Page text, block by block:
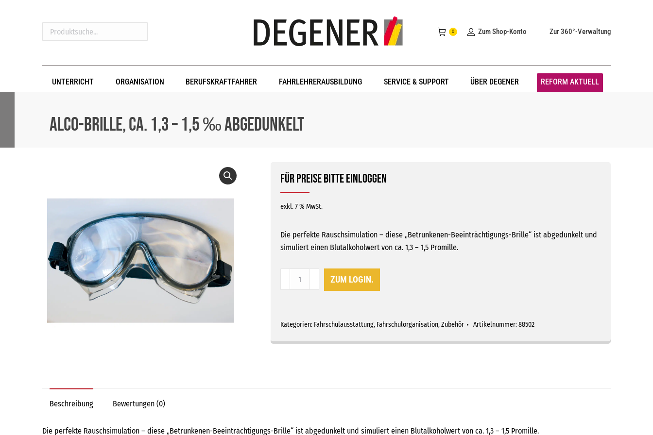
Produktsuche...
0 Zum Shop-Konto Zur 360°-Verwaltung
UNTERRICHT ORGANISATION BERUFSKRAFTFAHRER FAHRLEHRERAUSBILDUNG SERVICE & SUPPORT ÜBER DEGENER REFORM AKTUELL
Alco-Brille, ca. 1,3 – 1,5 ‰ abgedunkelt
Für Preise bitte einloggen
exkl. 7 % MwSt.
Die perfekte Rauschsimulation – diese „Betrunkenen-Beeinträchtigungs-Brille“ ist abgedunkelt und
simuliert einen Blutalkoholwert von ca. 1,3 – 1,5 Promille.
-
ZUM LOGIN.
Kategorien: Fahrschulausstattung, Fahrschulorganisation,Zubehör Artikelnummer:88502
Beschreibung Bewertungen (0)
Die perfekte Rauschsimulation – diese „Betrunkenen-Beeinträchtigungs-Brille“ ist abgedunkelt und simuliert einen Blutalkoholwert von ca. 1,3 – 1,5 Promille.